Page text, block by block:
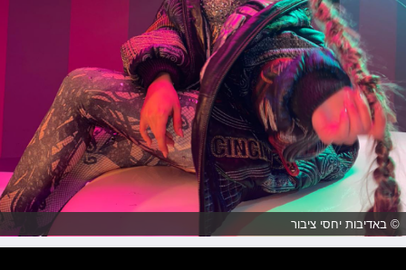
© באדיבות יחסי ציבור